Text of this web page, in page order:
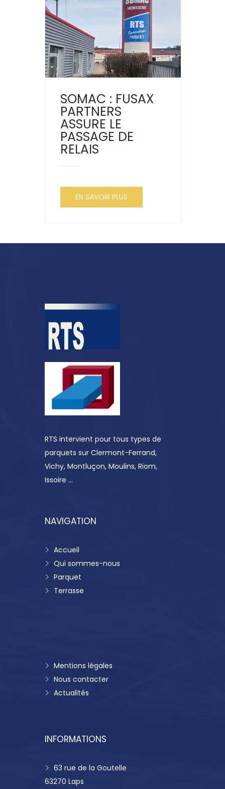
SOMAC : FUSAX
PARTNERS
ASSURE LE
PASSAGE DE
RELAIS
EN SAVOIR PLUS
RTS intervient pour tous types de
parquets sur Clermont-Ferrand,
Vichy, Montluçon, Moulins, Riom,
Issoire …
NAVIGATION
Accueil
Qui sommes-nous
Parquet
Terrasse
Mentions légales
Nous contacter
Actualités
INFORMATIONS
63 rue de la Goutelle
63270 Laps